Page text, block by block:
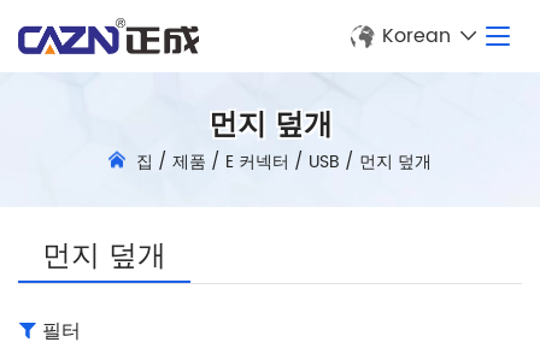
Korean
먼지 덮개
집 / 제품 / E 커넥터 / USB / 먼지 덮개
먼지 덮개
필터